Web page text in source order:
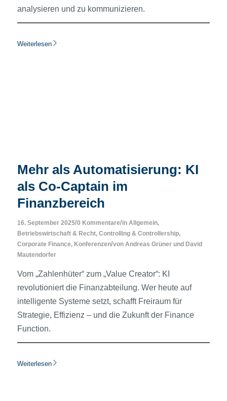
analysieren und zu kommunizieren.
Weiterlesen
Mehr als Automatisierung: KI
als Co-Captain im
Finanzbereich
16. September 2025/0 Kommentare/in Allgemein,
Betriebswirtschaft & Recht, Controlling & Controllership,
Corporate Finance, Konferenzen/von Andreas Grünerund David
Mautendorfer
Vom „Zahlenhüter“ zum „Value Creator“: KI
revolutioniert die Finanzabteilung. Wer heute auf
intelligente Systeme setzt, schafft Freiraum für
Strategie, Effizienz – und die Zukunft der Finance
Function.
Weiterlesen